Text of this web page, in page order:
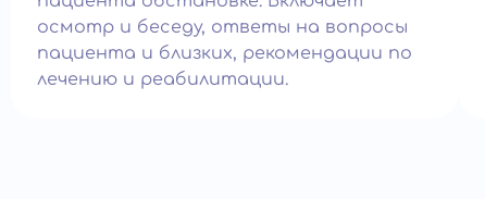
осмотр и беседу, ответы на вопросы
пациента и близких, рекомендации по
лечению и реабилитации.